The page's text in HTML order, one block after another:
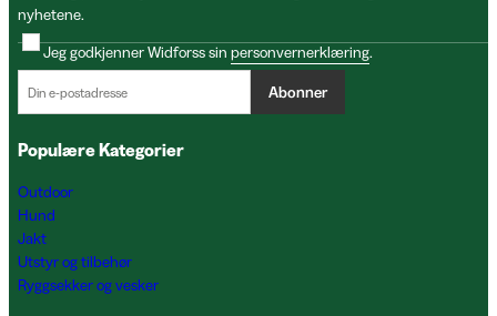
nyhetene.
Jeg godkjenner Widforss sin personvernerklæring.
Abonner
Populære Kategorier
Outdoor
Hund
Jakt
Utstyr og tilbehør
Ryggsekker og vesker